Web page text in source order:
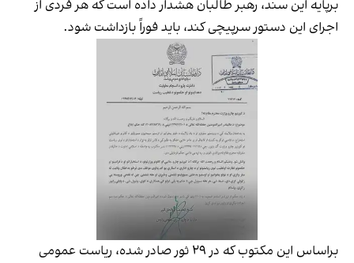
برپایه این سند، رهبر طالبان هشدار داده است که هر فردی از
اجرای این دستور سرپیچی کند، باید فوراً بازداشت شود.
براساس این مکتوب که در ۲۹ ثور صادر شده، ریاست عمومی